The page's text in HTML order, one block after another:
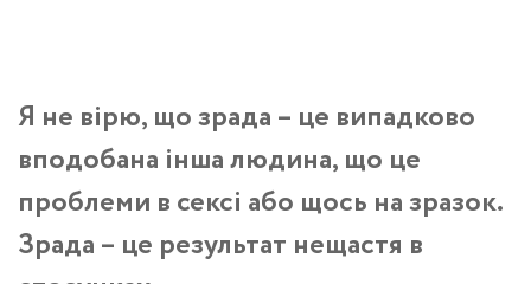
Я не вірю, що зрада – це випадково
вподобана інша людина, що це
проблеми в сексі або щось на зразок.
Зрада – це результат нещастя в